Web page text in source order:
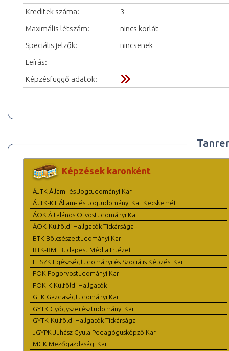
Kreditek száma:
3
Maximális létszám:
nincs korlát
Speciális jelzők:
nincsenek
Leírás:
Képzésfüggő adatok:
Képzések karonként
ÁJTK Állam- és Jogtudományi Kar
ÁJTK-KT Állam- és Jogtudományi Kar Kecskemét
ÁOK Általános Orvostudományi Kar
ÁOK-Külföldi Hallgatók Titkársága
BTK Bölcsészettudományi Kar
BTK-BMI Budapest Média Intézet
ETSZK Egészségtudományi és Szociális Képzési Kar
FOK Fogorvostudományi Kar
FOK-K Külföldi Hallgatók
GTK Gazdaságtudományi Kar
GYTK Gyógyszerésztudományi Kar
GYTK-Külföldi Hallgatók Titkársága
JGYPK Juhász Gyula Pedagógusképző Kar
MGK Mezőgazdasági Kar